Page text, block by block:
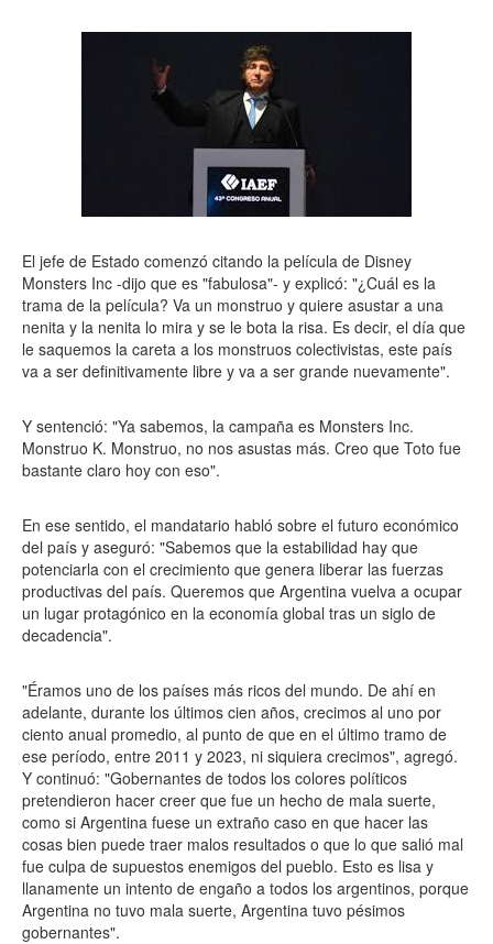
El jefe de Estado comenzó citando la película de Disney
Monsters Inc -dijo que es "fabulosa"- y explicó: "¿Cuál es la
trama de la película? Va un monstruo y quiere asustar a una
nenita y la nenita lo mira y se le bota la risa. Es decir, el día que
le saquemos la careta a los monstruos colectivistas, este país
va a ser definitivamente libre y va a ser grande nuevamente".
Y sentenció: "Ya sabemos, la campaña es Monsters Inc.
Monstruo K. Monstruo, no nos asustas más. Creo que Toto fue
bastante claro hoy con eso".
En ese sentido, el mandatario habló sobre el futuro económico
del país y aseguró: "Sabemos que la estabilidad hay que
potenciarla con el crecimiento que genera liberar las fuerzas
productivas del país. Queremos que Argentina vuelva a ocupar
un lugar protagónico en la economía global tras un siglo de
decadencia".
"Éramos uno de los países más ricos del mundo. De ahí en
adelante, durante los últimos cien años, crecimos al uno por
ciento anual promedio, al punto de que en el último tramo de
ese período, entre 2011 y 2023, ni siquiera crecimos", agregó.
Y continuó: "Gobernantes de todos los colores políticos
pretendieron hacer creer que fue un hecho de mala suerte,
como si Argentina fuese un extraño caso en que hacer las
cosas bien puede traer malos resultados o que lo que salió mal
fue culpa de supuestos enemigos del pueblo. Esto es lisa y
llanamente un intento de engaño a todos los argentinos, porque
Argentina no tuvo mala suerte, Argentina tuvo pésimos
gobernantes".